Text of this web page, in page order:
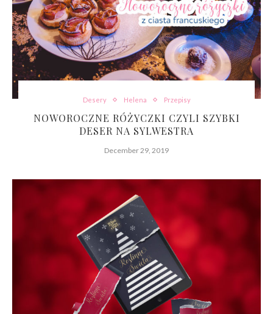
Desery Helena Przepisy
NOWOROCZNE RÓŻYCZKI CZYLI SZYBKI
DESER NA SYLWESTRA
December 29, 2019